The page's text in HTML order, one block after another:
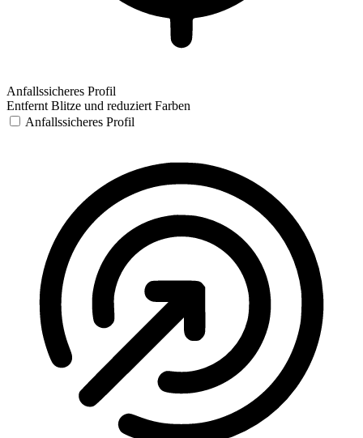
Anfallssicheres Profil
Entfernt Blitze und reduziert Farben
Anfallssicheres Profil